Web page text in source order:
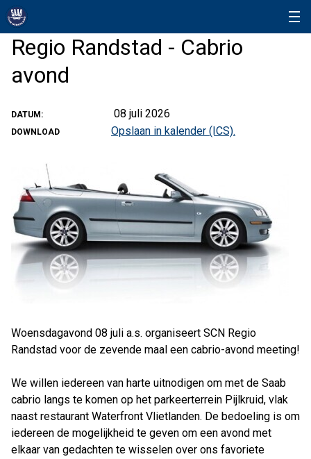
Regio Randstad - Cabrio
avond
DATUM: 08 juli 2026
DOWNLOAD Opslaan in kalender (ICS).
Woensdagavond 08 juli a.s. organiseert SCN Regio
Randstad voor de zevende maal een cabrio-avond meeting!
We willen iedereen van harte uitnodigen om met de Saab
cabrio langs te komen op het parkeerterrein Pijlkruid, vlak
naast restaurant Waterfront Vlietlanden. De bedoeling is om
iedereen de mogelijkheid te geven om een avond met
elkaar van gedachten te wisselen over ons favoriete